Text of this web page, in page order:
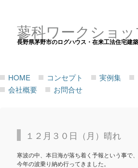
蓼科ワークショ
長野県茅野市のログハウス・在来工法住宅建築
HOME コンセプト 実例集
会社概要
お問合せ
１２月３０日（月）晴れ
寒波の中、本日海が落ち着く予報という事で
今年の波乗り納め行ってきました。